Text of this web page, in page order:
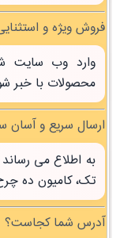
فروش ویژه و
وارد وب سایت
محصولات با خبر
ارسال سریع و آسان
به اطلاع می رساند
تک، کامیون ده
آدرس شما کجاست؟